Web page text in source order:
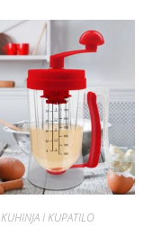
KUHINJA I KUPATILO